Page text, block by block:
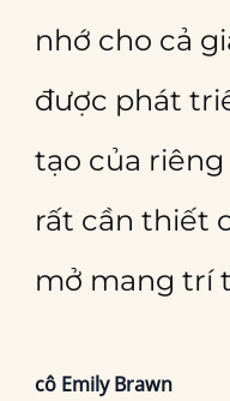
nhớ cho cả
được phát
tạo của
rất cần thiết
mở mang trí
cô Emily Brawn